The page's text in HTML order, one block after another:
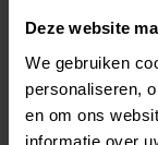
Deze website
We gebruiken
personaliseren,
en om ons
informatie over
Kunststof - 0.3Ltr -
€ 22,25 per stuk